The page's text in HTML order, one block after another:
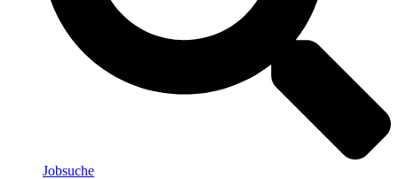
Jobsuche